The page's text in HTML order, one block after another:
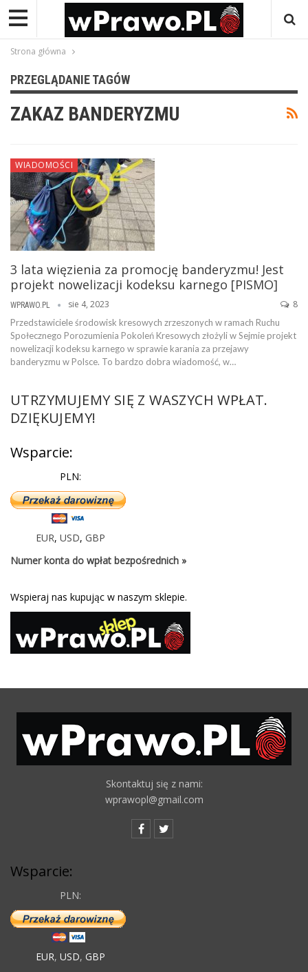
Strona główna
PRZEGLĄDANIE TAGÓW
ZAKAZ BANDERYZMU
WIADOMOŚCI
3 lata więzienia za promocję banderyzmu! Jest
projekt nowelizacji kodeksu karnego [PISMO]
WPRAWO.PL sie 4, 2023 8
Przedstawiciele środowisk kresowych zrzeszonych w ramach Ruchu
Społecznego Porozumienia Pokoleń Kresowych złożyli w Sejmie projekt
nowelizacji kodeksu karnego w sprawie karania za przejawy
banderyzmu w Polsce. To bardzo dobra wiadomość, w…
UTRZYMUJEMY SIĘ Z WASZYCH WPŁAT.
DZIĘKUJEMY!
Wsparcie:
PLN:
EUR, USD, GBP
Numer konta do wpłat bezpośrednich »
Wspieraj nas kupując w naszym sklepie.
Skontaktuj się z nami:
wprawopl@gmail.com
Wsparcie:
PLN:
EUR, USD, GBP